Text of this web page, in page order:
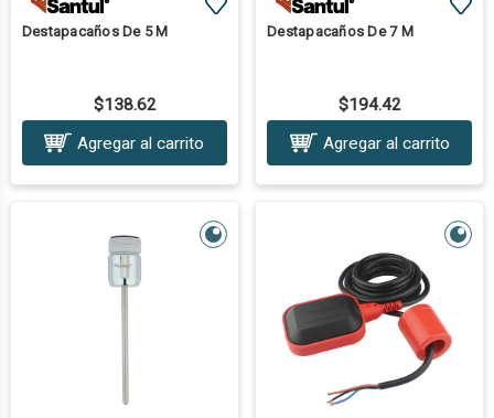
Destapacaños De 5 M
$138.62
Agregar al carrito
Destapacaños De 7 M
$194.42
Agregar al carrito